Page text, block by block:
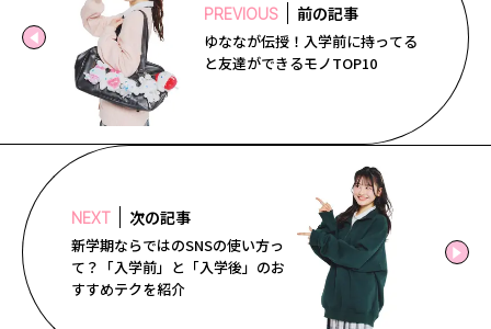
PREVIOUS 前の記事
ゆななが伝授！入学前に持ってる
と友達ができるモノTOP10
NEXT 次の記事
新学期ならではのSNSの使い方っ
て？「入学前」と「入学後」のお
すすめテクを紹介